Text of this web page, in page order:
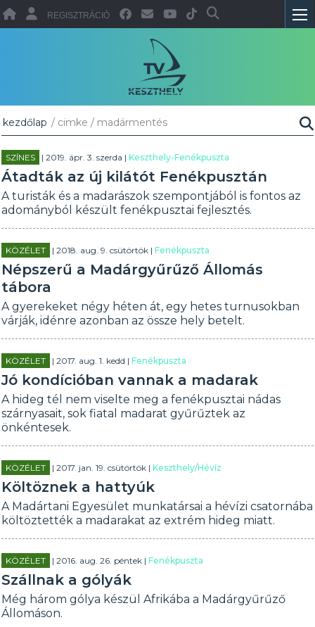
REGISZTRÁCIÓ
kezdőlap / cimke / madármentés
SZÍNES | 2019. ápr. 3. szerda |Keszthely-Fenékpuszta
Átadták az új kilátót Fenékpusztán
A turisták és a madarászok szempontjából is fontos az
adományból készült fenékpusztai fejlesztés.
KÖZÉLET | 2018. aug. 9. csütörtök |Fenékpuszta
Népszerű a Madárgyűrűző Állomás
tábora
A gyerekeket négy héten át, egy hetes turnusokban
várják, idénre azonban az össze hely betelt.
KÖZÉLET | 2017. aug. 1. kedd |Fenékpuszta
Jó kondícióban vannak a madarak
A hideg tél nem viselte meg a fenékpusztai nádas
szárnyasait, sok fiatal madarat gyűrűztek az
önkéntesek.
KÖZÉLET | 2017. jan. 19. csütörtök |Keszthely/Hévíz
Költöznek a hattyúk
A Madártani Egyesület munkatársai a hévízi csatornába
költöztették a madarakat az extrém hideg miatt.
KÖZÉLET | 2016. aug. 26. péntek |Fenékpuszta
Szállnak a gólyák
Még három gólya készül Afrikába a Madárgyűrűző
Állomáson.